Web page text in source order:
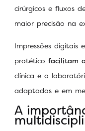
cirúrgicos e fluxos
maior precisão na
Impressões digitais
protético facilitam
clínica e o
adaptadas e em
A